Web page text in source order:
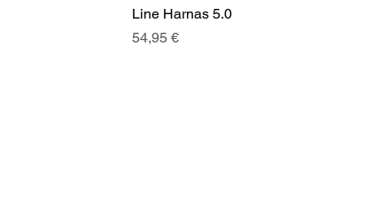
Line Harnas 5.0
Prix
54,95 €